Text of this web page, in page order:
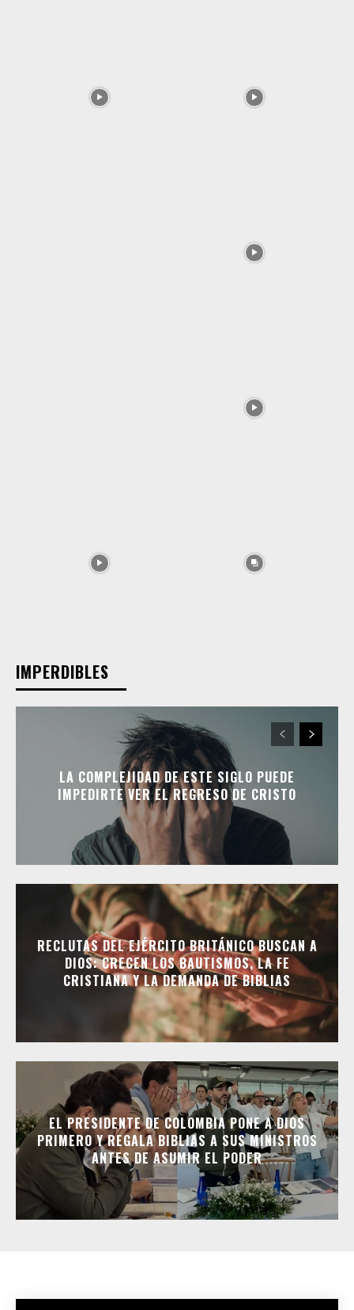
IMPERDIBLES
LA COMPLEJIDAD DE ESTE SIGLO PUEDE
IMPEDIRTE VER EL REGRESO DE CRISTO
RECLUTAS DEL EJÉRCITO BRITÁNICO BUSCAN A
DIOS: CRECEN LOS BAUTISMOS, LA FE
CRISTIANA Y LA DEMANDA DE BIBLIAS
EL PRESIDENTE DE COLOMBIA PONE A DIOS
PRIMERO Y REGALA BIBLIAS A SUS MINISTROS
ANTES DE ASUMIR EL PODER